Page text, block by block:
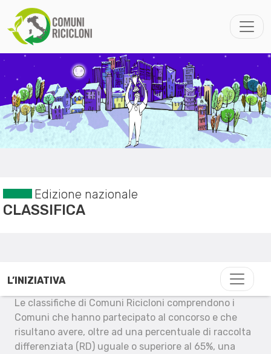
Edizione nazionale
CLASSIFICA
L’INIZIATIVA
Le classifiche di Comuni Ricicloni comprendono i
Comuni che hanno partecipato al concorso e che
risultano avere, oltre ad una percentuale di raccolta
differenziata (RD) uguale o superiore al 65%, una